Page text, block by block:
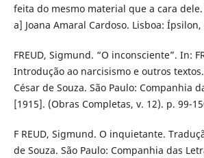
feita do mesmo material que a cara
a] Joana Amaral Cardoso. Lisboa: Ípsilon,
FREUD, Sigmund. “O inconsciente”. In:
Introdução ao narcisismo e outros
César de Souza. São Paulo: Companhia
[1915]. (Obras Completas, v. 12). p. 99-
F REUD, Sigmund. O inquietante.
de Souza. São Paulo: Companhia das